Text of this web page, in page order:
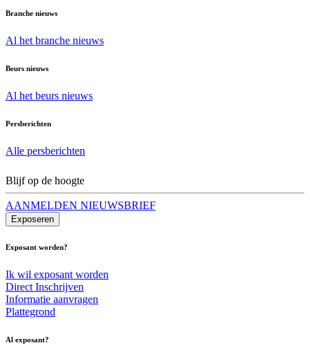
Branche nieuws
Al het branche nieuws
Beurs nieuws
Al het beurs nieuws
Persberichten
Alle persberichten
Blijf op de hoogte
AANMELDEN NIEUWSBRIEF
Exposeren
Exposant worden?
Ik wil exposant worden
Direct Inschrijven
Informatie aanvragen
Plattegrond
Al exposant?